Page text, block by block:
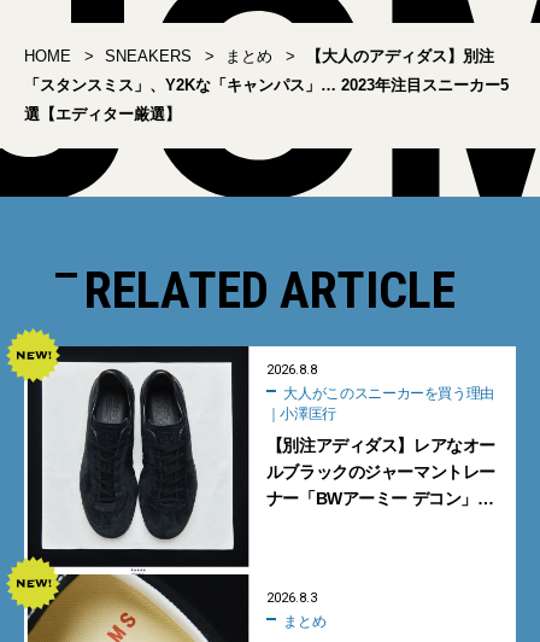
HOME SNEAKERS まとめ
【大人のアディダス】別注
「スタンスミス」、Y2Kな「キャンパス」… 2023年注目スニーカー5
選【エディター厳選】
RELATED ARTICLE
2026.8.8
｜小澤匡行
【別注アディダス】レアなオー
ルブラックのジャーマントレー
ナー「BWアーミー デコン」
2026.8.3
まとめ